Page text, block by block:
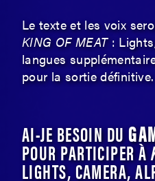
Le texte et les voix
KING OF MEAT:
langues
pour la sortie définitive.
AI-JE BESOIN DU
POUR PARTICIPER À
LIGHTS, CAMERA,